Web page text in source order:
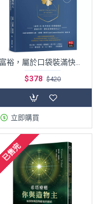
富裕，屬於口袋裝滿快樂的人【暢銷新裝版】
$378 $420
立即購買
已售完